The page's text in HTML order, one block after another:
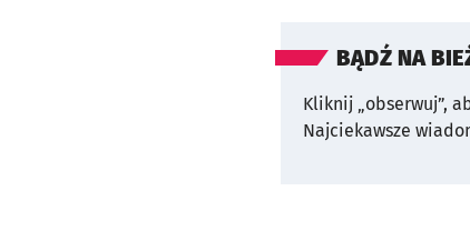
BĄDŹ NA
Kliknij „obserwuj”,
Najciekawsze